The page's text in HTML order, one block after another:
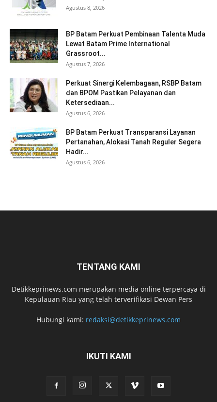
Agustus 8, 2026
BP Batam Perkuat Pembinaan Talenta Muda
Lewat Batam Prime International
Grassroot...
Agustus 7, 2026
Perkuat Sinergi Kelembagaan, RSBP Batam
dan BPOM Pastikan Pelayanan dan
Ketersediaan...
Agustus 6, 2026
BP Batam Perkuat Transparansi Layanan
Pertanahan, Alokasi Tanah Reguler Segera
Hadir...
Agustus 6, 2026
TENTANG KAMI
Detikkeprinews.com merupakan media online terpercaya di
Kepulauan Riau yang telah terverifikasi Dewan Pers
Hubungi kami: redaksi@detikkeprinews.com
IKUTI KAMI